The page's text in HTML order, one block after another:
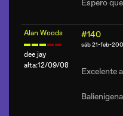
Espero
Alan Woods
dee jay
alta:12/09/08
#140
sáb 21-feb-
Excelente